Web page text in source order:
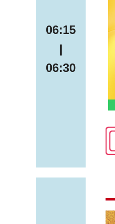
06:15
|
06:30